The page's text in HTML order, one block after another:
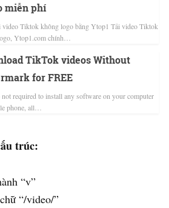
miễn phí
video Tiktok không logo bằng Ytop1 Tải video Tiktok
Ytop1.com chính…
TikTok videos Without
for FREE
not required to install any software on your computer
phone, all…
trúc:
“v”
“/video/”